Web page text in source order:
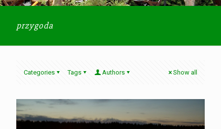
przygoda
Categories Tags Authors Show all